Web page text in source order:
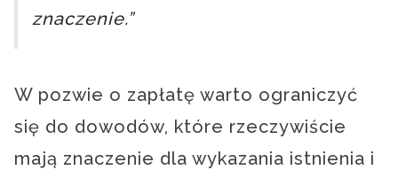
znaczenie.”
W pozwie o zapłatę warto ograniczyć
się do dowodów, które rzeczywiście
mają znaczenie dla wykazania istnienia i